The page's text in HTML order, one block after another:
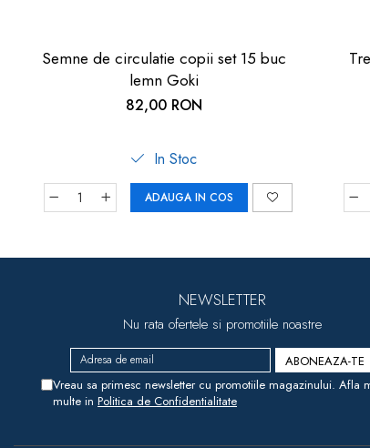
Semne de circulatie copii set 15 buc
lemn Goki
82,00 RON
In Stoc
ADAUGA IN COS
NEWSLETTER
Nu rata ofertele si promotiile noastre
Vreau sa primesc newsletter cu promotiile magazinului. Afla
multe in Politica de Confidentialitate